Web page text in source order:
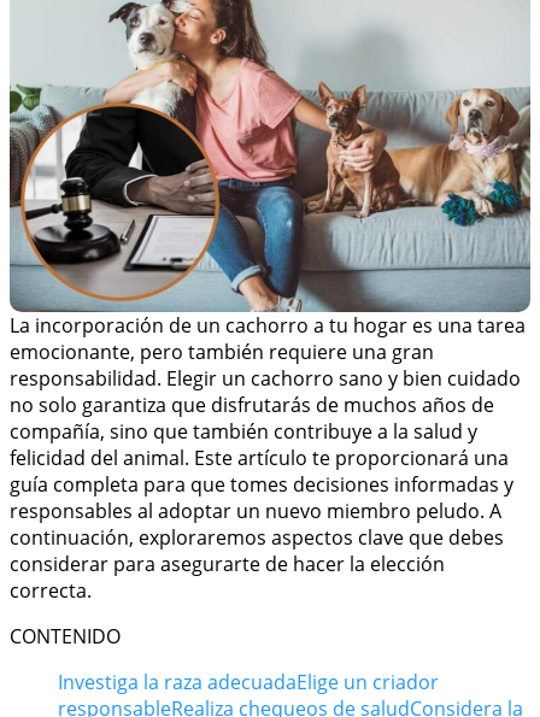
La incorporación de un cachorro a tu hogar es una tarea
emocionante, pero también requiere una gran
responsabilidad. Elegir un cachorro sano y bien cuidado
no solo garantiza que disfrutarás de muchos años de
compañía, sino que también contribuye a la salud y
felicidad del animal. Este artículo te proporcionará una
guía completa para que tomes decisiones informadas y
responsables al adoptar un nuevo miembro peludo. A
continuación, exploraremos aspectos clave que debes
considerar para asegurarte de hacer la elección
correcta.
CONTENIDO
Investiga la raza adecuadaElige un criador
responsableRealiza chequeos de saludConsidera la